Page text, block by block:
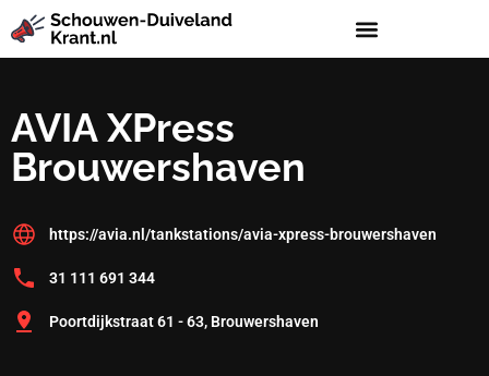
AVIA XPress
Brouwershaven
https://avia.nl/tankstations/avia-xpress-brouwershaven
31 111 691 344
Poortdijkstraat 61 - 63, Brouwershaven